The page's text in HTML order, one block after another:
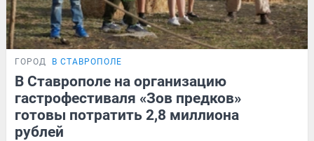
ГОРОД В СТАВРОПОЛЕ
В Ставрополе на организацию
гастрофестиваля «Зов предков»
готовы потратить 2,8 миллиона
рублей